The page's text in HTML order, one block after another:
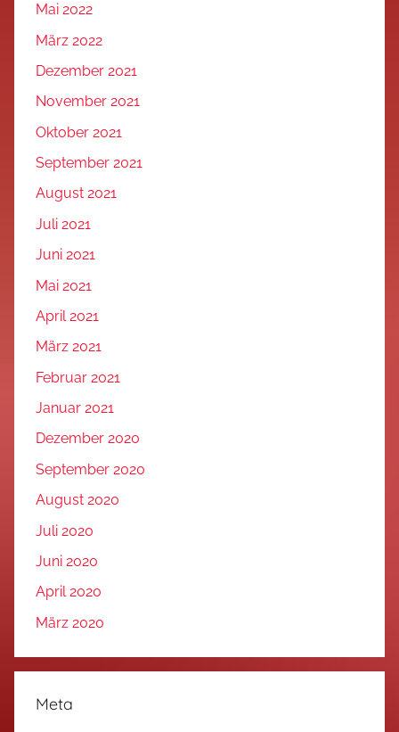
Mai 2022
März 2022
Dezember 2021
November 2021
Oktober 2021
September 2021
August 2021
Juli 2021
Juni 2021
Mai 2021
April 2021
März 2021
Februar 2021
Januar 2021
Dezember 2020
September 2020
August 2020
Juli 2020
Juni 2020
April 2020
März 2020
Meta